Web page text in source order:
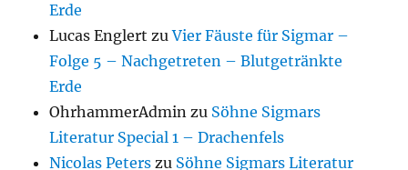
Erde
Lucas Englert zuVier Fäuste für Sigmar –
Folge 5 – Nachgetreten – Blutgetränkte
Erde
OhrhammerAdmin zu Söhne Sigmars
Literatur Special 1 – Drachenfels
Nicolas Peters zu Söhne Sigmars Literatur